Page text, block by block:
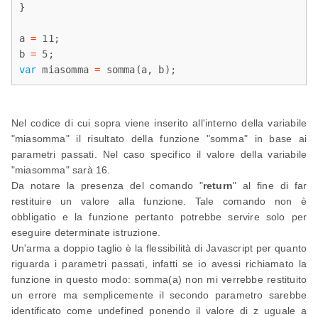
}
a = 11;
b =
var miasomma = somma(a, b);
Nel codice di cui sopra viene inserito all'interno della variabile
"miasomma" il risultato della funzione "somma" in base ai
parametri passati. Nel caso specifico il valore della variabile
"miasomma" sarà 16.
Da notare la presenza del comando "return" al fine di far
restituire un valore alla funzione. Tale comando non è
obbligatio e la funzione pertanto potrebbe servire solo per
eseguire determinate istruzione.
Un'arma a doppio taglio è la flessibilità di Javascript per quanto
riguarda i parametri passati, infatti se io avessi richiamato la
funzione in questo modo: somma(a) non mi verrebbe restituito
un errore ma semplicemente il secondo parametro sarebbe
identificato come undefined ponendo il valore di z uguale a